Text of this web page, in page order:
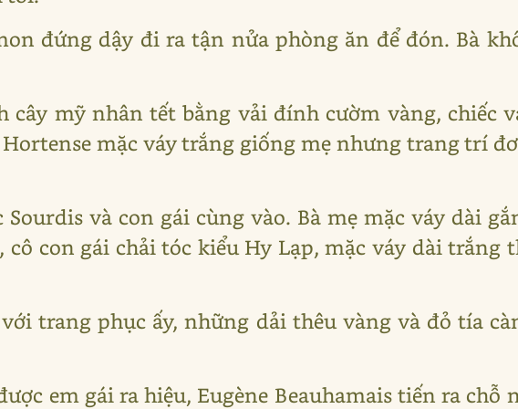
đứng dậy đi ra tận nửa phòng ăn để đón. Bà
cây mỹ nhân tết bằng vải đính cườm vàng, chiếc
mặc váy trắng giống mẹ nhưng trang trí
và con gái cùng vào. Bà mẹ mặc váy dài
con gái chải tóc kiểu Hy Lạp, mặc váy dài trắng
trang phục ấy, những dải thêu vàng và đỏ tía
em gái ra hiệu, Eugène Beauhamais tiến ra chỗ